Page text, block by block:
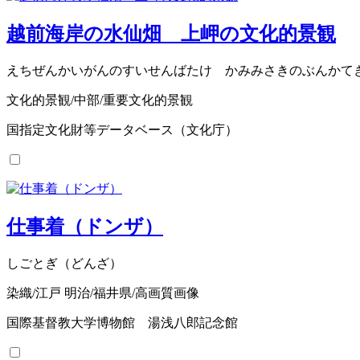
越前海岸の水仙畑 上岬の文化的景観
えちぜんかいがんのすいせんばたけ かみみさきのぶんかて
文化的景観/中部/重要文化的景観
国指定文化財等データベース（文化庁）
仕事着（ドンザ）
しごとぎ（どんざ）
染織/江戸 明治/福井県/高画質画像
国際基督教大学博物館 湯浅八郎記念館